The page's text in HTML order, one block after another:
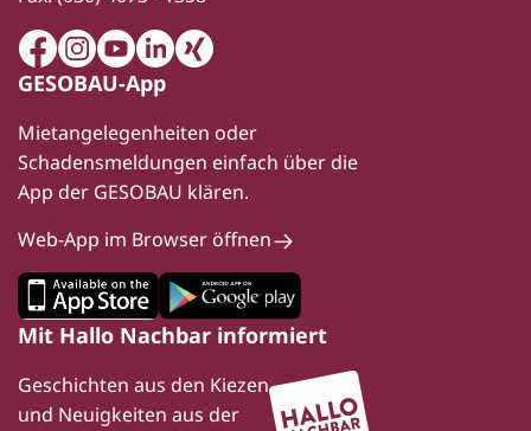
FacebookInstagram
YoutubeLinkedIn
Xing
GESOBAU-App
Mietangelegenheiten oder
Schadensmeldungen einfach über die
App der GESOBAU klären.
Web-App im Browser öffnen
Mit Hallo Nachbar informiert
Geschichten aus den Kiezen
und Neuigkeiten aus der